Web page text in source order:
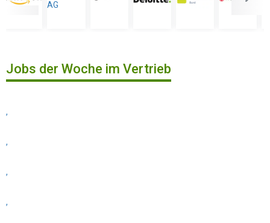
Jobs der Woche im Vertrieb
,
,
,
,